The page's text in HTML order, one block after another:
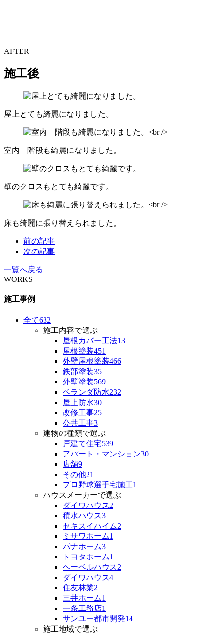
AFTER
施工後
屋上とても綺麗になりました。
室内 階段も綺麗になりました。
壁のクロスもとても綺麗です。
床も綺麗に張り替えられました。
前の記事
次の記事
一覧へ戻る
WORKS
施工事例
全て632
施工内容で選ぶ
屋根カバー工法13
屋根塗装451
外壁屋根塗装466
鉄部塗装35
外壁塗装569
ベランダ防水232
屋上防水30
改修工事25
公共工事3
建物の種類で選ぶ
戸建て住宅539
アパート・マンション30
店舗9
その他21
プロ野球選手宅施工1
ハウスメーカーで選ぶ
ダイワハウス2
積水ハウス3
セキスイハイム2
ミサワホーム1
パナホーム3
トヨタホーム1
ヘーベルハウス2
ダイワハウス4
住友林業2
三井ホーム1
一条工務店1
サンユー都市開発14
施工地域で選ぶ